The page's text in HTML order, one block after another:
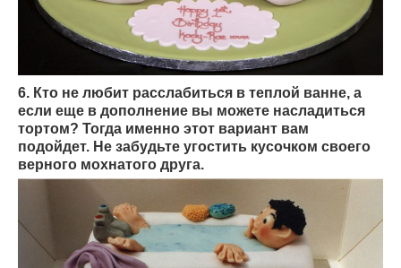
6. Кто не любит расслабиться в теплой ванне, а
если еще в дополнение вы можете насладиться
тортом? Тогда именно этот вариант вам
подойдет. Не забудьте угостить кусочком своего
верного мохнатого друга.